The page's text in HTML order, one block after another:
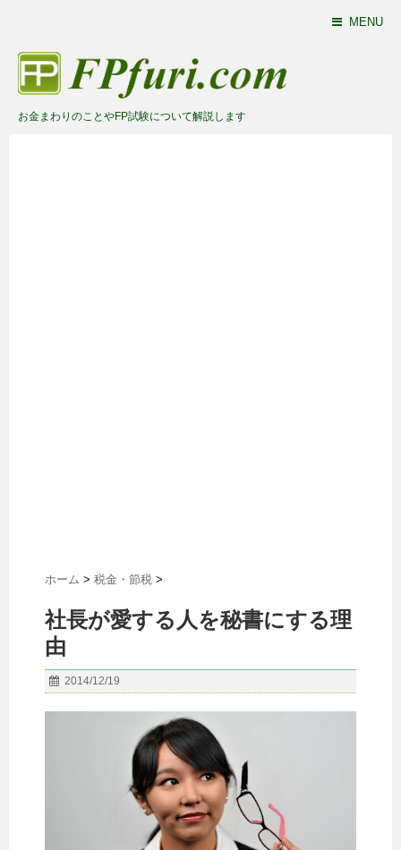
MENU
お金まわりのことやFP試験について解説します
ホーム > 税金・節税 >
社長が愛する人を秘書にする理
由
2014/12/19